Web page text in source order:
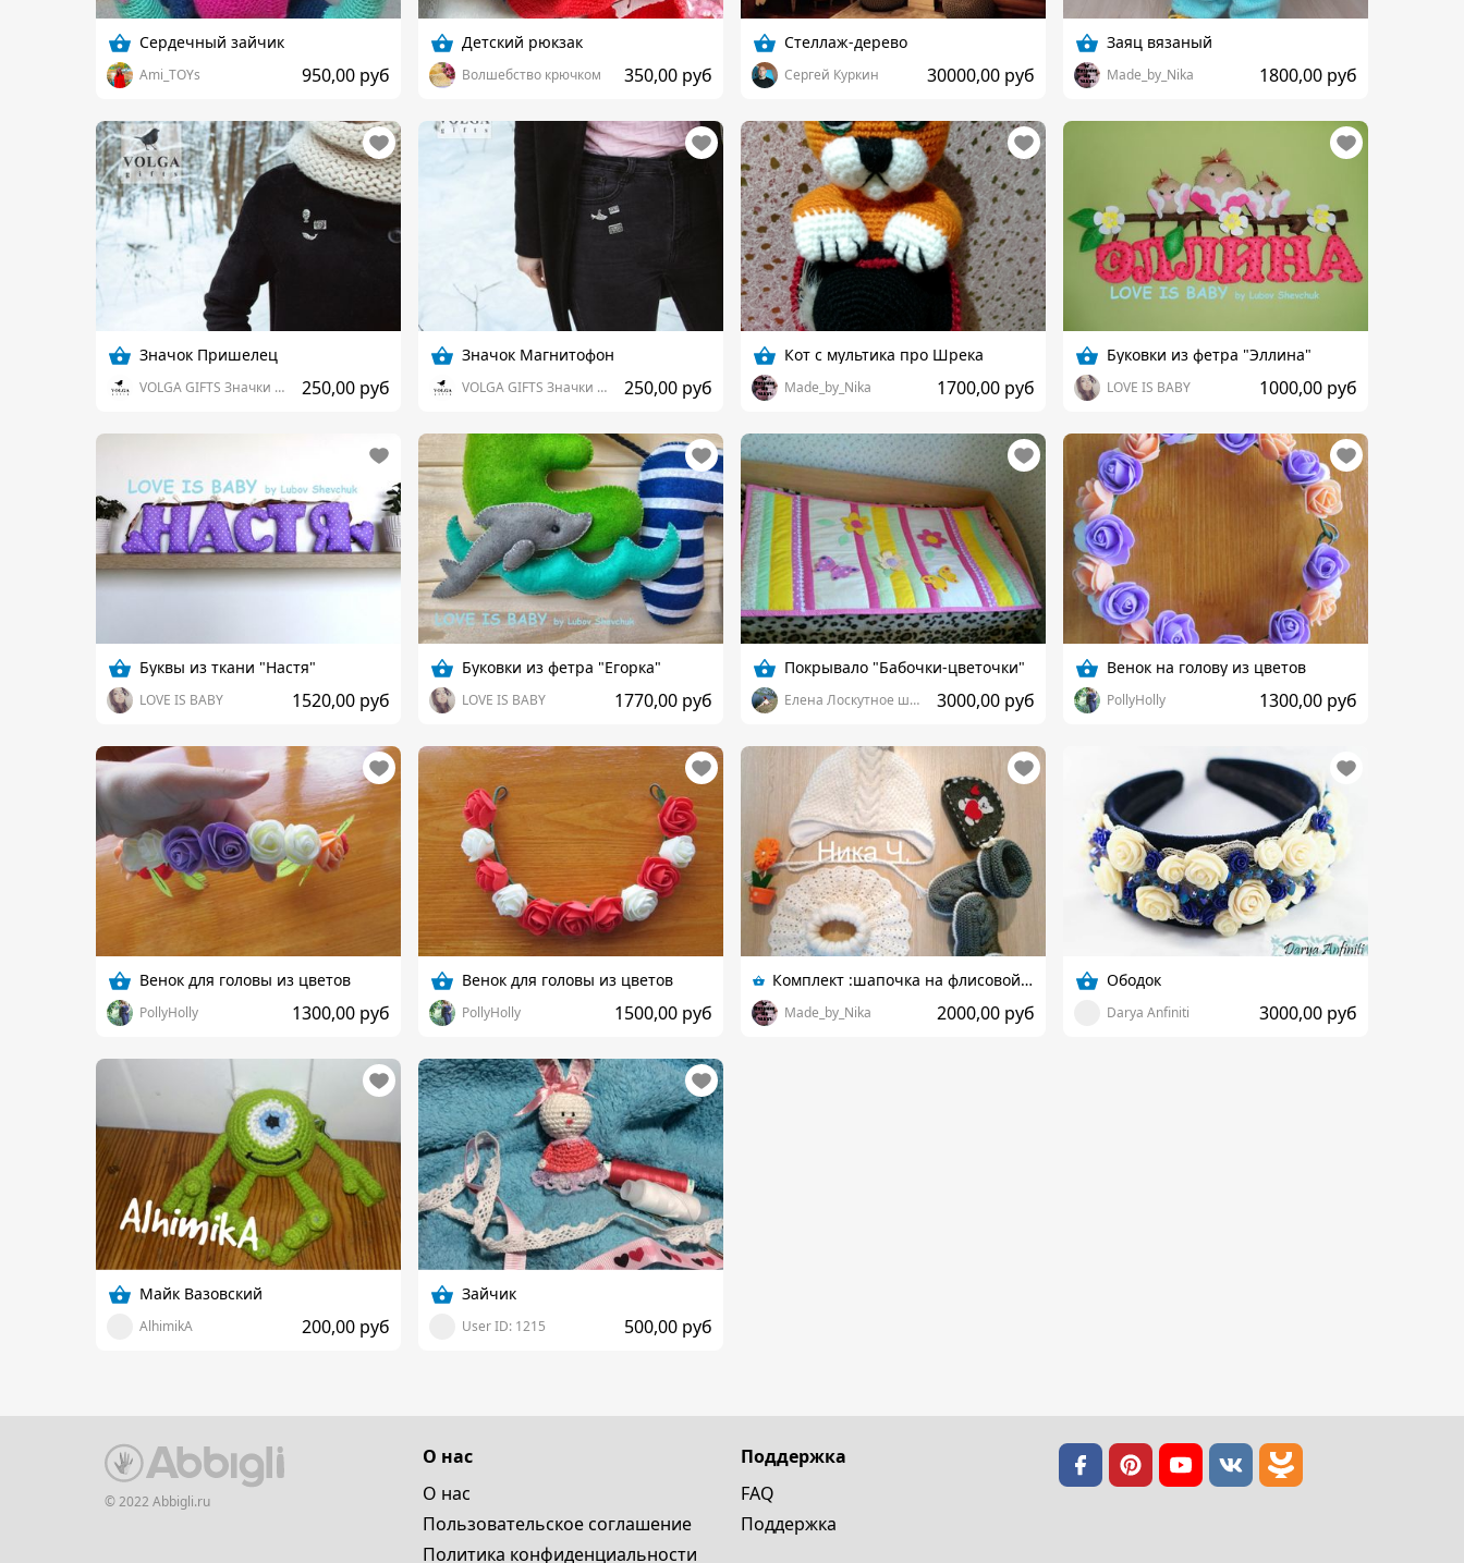
Сердечный зайчик
Ami_TOYs 950,00 руб
Детский рюкзак
Волшебство крючком 350,00 руб
Стеллаж-дерево
Сергей Куркин 30000,00 руб
Заяц вязаный
Made_by_Nika 1800,00 руб
Значок Пришелец
VOLGA GIFTS Значки и не только 250,00 руб
Значок Магнитофон
VOLGA GIFTS Значки и не только 250,00 руб
Кот с мультика про Шрека
Made_by_Nika 1700,00 руб
Буковки из фетра "Эллина"
LOVE IS BABY 1000,00 руб
Буквы из ткани "Настя"
LOVE IS BABY 1520,00 руб
Буковки из фетра "Егорка"
LOVE IS BABY 1770,00 руб
Покрывало "Бабочки-цветочки"
Елена Лоскутное шитье 3000,00 руб
Венок на голову из цветов
PollyHolly 1300,00 руб
Венок для головы из цветов
PollyHolly 1300,00 руб
Венок для головы из цветов
PollyHolly 1500,00 руб
Комплект :шапочка на флисовой подкладке+манишка+сапожки
Made_by_Nika 2000,00 руб
Ободок
Darya Anfiniti 3000,00 руб
Майк Вазовский
AlhimikA 200,00 руб
Зайчик
User ID: 1215 500,00 руб
© 2022 Abbigli.ru
О нас
О нас
Пользовательское cоглашение
Политика конфиденциальности
Поддержка
FAQ
Поддержка